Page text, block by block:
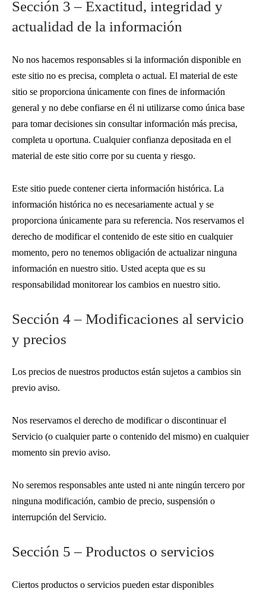
Sección 3 – Exactitud, integridad y
actualidad de la información
No nos hacemos responsables si la información disponible en
este sitio no es precisa, completa o actual. El material de este
sitio se proporciona únicamente con fines de información
general y no debe confiarse en él ni utilizarse como única base
para tomar decisiones sin consultar información más precisa,
completa u oportuna. Cualquier confianza depositada en el
material de este sitio corre por su cuenta y riesgo.
Este sitio puede contener cierta información histórica. La
información histórica no es necesariamente actual y se
proporciona únicamente para su referencia. Nos reservamos el
derecho de modificar el contenido de este sitio en cualquier
momento, pero no tenemos obligación de actualizar ninguna
información en nuestro sitio. Usted acepta que es su
responsabilidad monitorear los cambios en nuestro sitio.
Sección 4 – Modificaciones al servicio
y precios
Los precios de nuestros productos están sujetos a cambios sin
previo aviso.
Nos reservamos el derecho de modificar o discontinuar el
Servicio (o cualquier parte o contenido del mismo) en cualquier
momento sin previo aviso.
No seremos responsables ante usted ni ante ningún tercero por
ninguna modificación, cambio de precio, suspensión o
interrupción del Servicio.
Sección 5 – Productos o servicios
Ciertos productos o servicios pueden estar disponibles